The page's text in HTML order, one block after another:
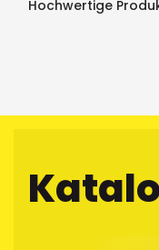
Hochwertige